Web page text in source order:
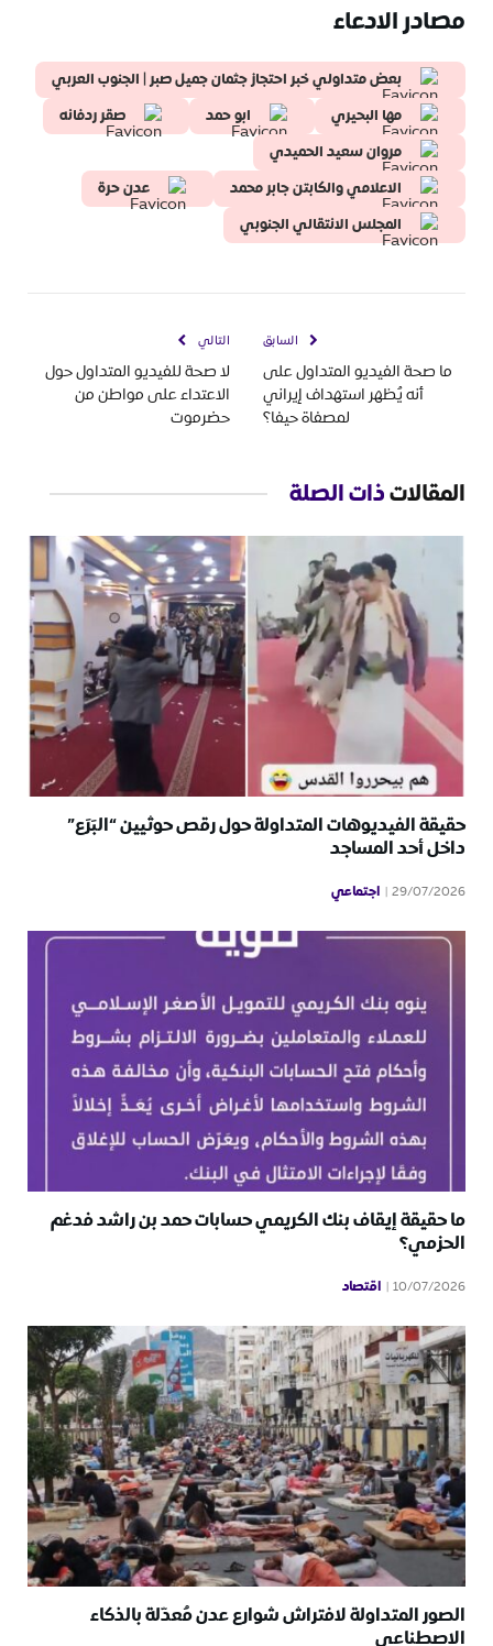
مصادر الادعاء
بعض متداولي خبر احتجاز جثمان جميل صبر | الجنوب العربي
مها البحيري
ابو حمد
صقر ردفانه
مروان سعيد الحميدي
الاعلامي والكابتن جابر محمد
عدن حرة
المجلس الانتقالي الجنوبي
السابق
ما صحة الفيديو المتداول على
أنه يُظهر استهداف إيراني
لمصفاة حيفا؟
التالي
لا صحة للفيديو المتداول حول
الاعتداء على مواطن من
حضرموت
المقالاتذات الصلة
حقيقة الفيديوهات المتداولة حول رقص حوثيين “البَرَع”
داخل أحد المساجد
29/07/2026 اجتماعي
ما حقيقة إيقاف بنك الكريمي حسابات حمد بن راشد فدغم
الحزمي؟
10/07/2026 اقتصاد
الصور المتداولة لافتراش شوارع عدن مُعدّلة بالذكاء
الاصطناعي